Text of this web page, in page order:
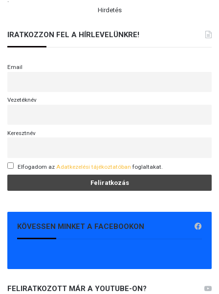
Hirdetés
IRATKOZZON FEL A HÍRLEVELÜNKRE!
Email
Vezetéknév
Keresztnév
Elfogadom az Adatkezelési tájékoztatóban foglaltakat.
KÖVESSEN MINKET A FACEBOOKON
FELIRATKOZOTT MÁR A YOUTUBE-ON?